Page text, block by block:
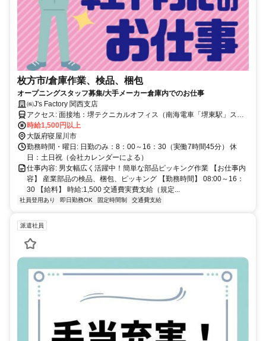
枚方市/倉庫作業、検品、梱包
オープニングスタッフ募集/大手メーカー倉庫内でのお仕事
㈱J's Factory 関西支店
アクセス: 面接地：堺テクニカルオフィス（南海電車「堺東駅」ス
グ） 堺市堺区北瓦町2-4-18 現代堺東駅前ビル7階 ※リモート面接
OK
時給1,500円以上
大阪府寝屋川市
勤務時間・曜日: 日勤のみ：8：00～16：30（実働7時間45分） 休
日：土日祝（会社カレンダーによる）
仕事内容: 男女幅広く活躍中！簡単な部品ピッキング作業 【お仕事内
容】 産業部品の検品、梱包、ピッキング 【勤務時間】 08:00～16：
30 【給料】 時給:1,500 交通費実費支給（規定...
社員登用あり 即日勤務OK 固定時間制 交通費支給
派遣社員